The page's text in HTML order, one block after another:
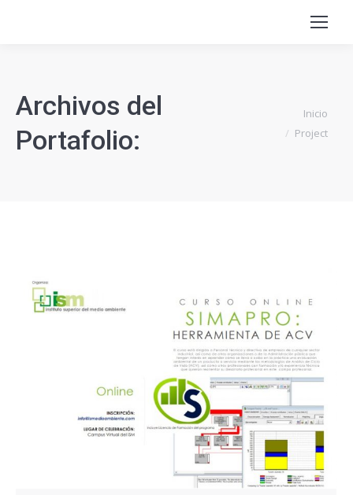
Archivos del
Portafolio:
Estás aquí:Inicio
Project